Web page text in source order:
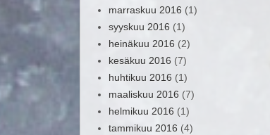
marraskuu 2016 (1)
syyskuu 2016 (1)
heinäkuu 2016 (2)
kesäkuu 2016 (7)
huhtikuu 2016 (1)
maaliskuu 2016 (7)
helmikuu 2016 (1)
tammikuu 2016 (4)